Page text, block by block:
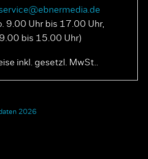
9.00 Uhr bis 17.00 Uhr,
9.00 bis 15.00 Uhr)
inkl. gesetzl. MwSt..
2026